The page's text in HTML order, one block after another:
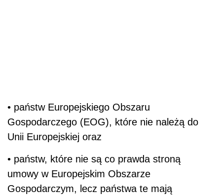
• państw Europejskiego Obszaru
Gospodarczego (EOG), które nie należą do
Unii Europejskiej oraz
• państw, które nie są co prawda stroną
umowy w Europejskim Obszarze
Gospodarczym, lecz państwa te mają